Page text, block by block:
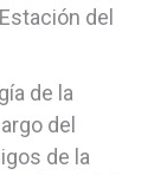
del
de la
del
de la